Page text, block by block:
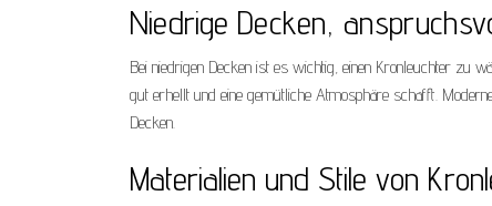
Niedrige Decken,
Bei niedrigen Decken ist es wichtig, einen Kronleuchter zu
gut erhellt und eine gemütliche Atmosphäre schafft.
Decken.
Materialien und Stile von